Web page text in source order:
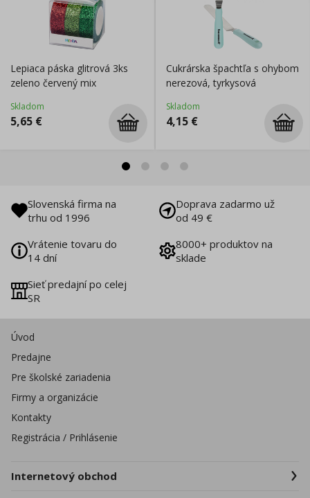
Lepiaca páska glitrová 3ks
zeleno červený mix
Skladom
5,65 €
Cukrárska špachtľa s ohybom
nerezová, tyrkysová
Skladom
4,15 €
Slovenská firma na
trhu od 1996
Doprava zadarmo už
od 49 €
Vrátenie tovaru do
14 dní
8000+ produktov na
sklade
Sieť predajní po celej
SR
Úvod
Predajne
Pre školské zariadenia
Firmy a organizácie
Kontakty
Registrácia / Prihlásenie
Internetový obchod